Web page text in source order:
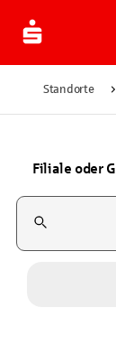
Standorte
Filiale oder
Suchfeld